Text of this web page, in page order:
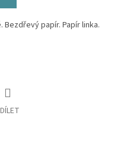
papír. Papír linka.